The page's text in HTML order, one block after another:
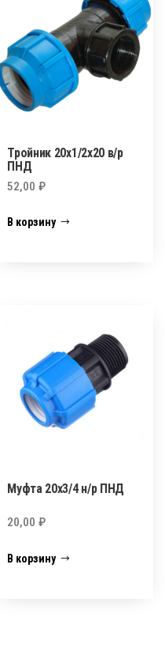
Тройник 20х1/2х20 в/р
ПНД
52,00₽
В корзину
Муфта 20х3/4 н/р ПНД
20,00₽
В корзину